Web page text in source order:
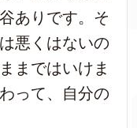
ありです。そ
悪くはないの
まではいけま
って、自分の